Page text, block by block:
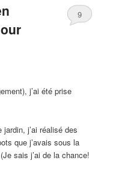
9
j’ai été prise
j’ai réalisé des
que j’avais sous la
sais j’ai de la chance!